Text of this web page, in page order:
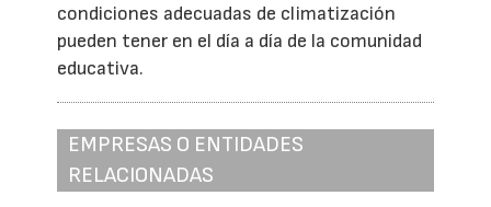
condiciones adecuadas de climatización
pueden tener en el día a día de la comunidad
educativa.
EMPRESAS O ENTIDADES
RELACIONADAS